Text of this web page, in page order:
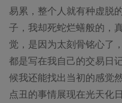
易累，整个人就有种虚脱
子，我却死蛇烂蟮般的，
觉，是因为太刻骨铭心了
都是写在我自己的交易日
候我还能找出当初的感觉
点丑的事情展现在光天化